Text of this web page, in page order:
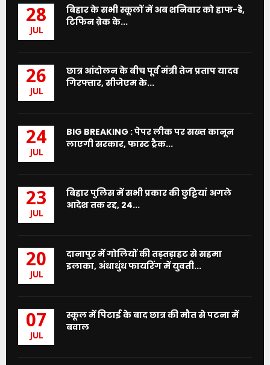
28
JUL
बिहार के सभी स्कूलों में अब शनिवार को हाफ-डे,
टिफिन ब्रेक के...
26
JUL
छात्र आंदोलन के बीच पूर्व मंत्री तेज प्रताप यादव
गिरफ्तार, सीजेएम के...
24
JUL
BIG BREAKING : पेपर लीक पर सख्त कानून
लाएगी सरकार, फास्ट ट्रैक...
23
JUL
बिहार पुलिस में सभी प्रकार की छुट्टियां अगले
आदेश तक रद्द, 24...
20
JUL
दानापुर में गोलियों की तड़तड़ाहट से सहमा
इलाका, अंधाधुंध फायरिंग में युवती...
07
JUL
स्कूल में पिटाई के बाद छात्र की मौत से पटना में
बवाल